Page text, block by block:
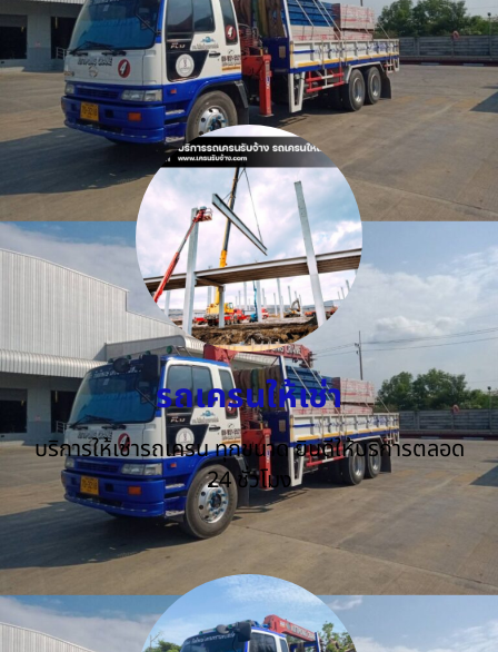
รถเครนให้เช่า
บริการให้เช่ารถเครน ทุกขนาด ยินดีให้บริการตลอด
24 ชั่วโมง